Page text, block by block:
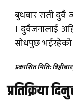
बुधबार राती दुवै
। दुवैजनालाई
सोधपुछ भईरहेको
प्रकाशित मिति:
प्रतिक्रिया